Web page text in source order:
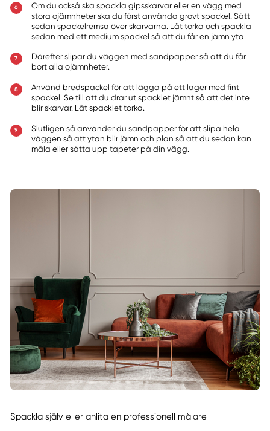
Om du också ska spackla gipsskarvar eller en vägg med
stora ojämnheter ska du först använda grovt spackel. Sätt
sedan spackelremsa över skarvarna. Låt torka och spackla
sedan med ett medium spackel så att du får en jämn yta.
Därefter slipar du väggen med sandpapper så att du får
bort alla ojämnheter.
Använd bredspackel för att lägga på ett lager med fint
spackel. Se till att du drar ut spacklet jämnt så att det inte
blir skarvar. Låt spacklet torka.
Slutligen så använder du sandpapper för att slipa hela
väggen så att ytan blir jämn och plan så att du sedan kan
måla eller sätta upp tapeter på din vägg.
Spackla själv eller anlita en professionell målare